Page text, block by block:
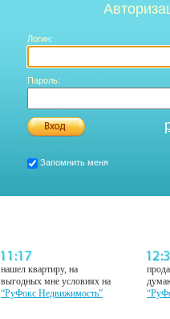
Логин:
Пароль:
Запомнить меня
нашел квартиру, на
выгодных мне условиях на
“РуФокс Недвижимость”